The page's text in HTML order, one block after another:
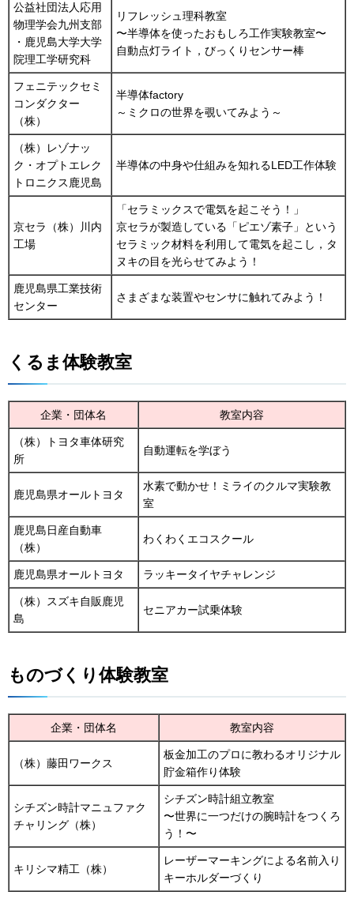
公益社団法人応用
物理学会九州支部
・鹿児島大学大学
院理工学研究科
リフレッシュ理科教室
〜半導体を使ったおもしろ工作実験教室〜
自動点灯ライト，びっくりセンサー棒
フェニテックセミ
コンダクター
（株）
半導体factory
～ミクロの世界を覗いてみよう～
（株）レゾナッ
ク・オプトエレク
トロニクス鹿児島
半導体の中身や仕組みを知れるLED工作体験
京セラ（株）川内
工場
「セラミックスで電気を起こそう！」
京セラが製造している「ピエゾ素子」という
セラミック材料を利用して電気を起こし，タ
ヌキの目を光らせてみよう！
鹿児島県工業技術
センター
さまざまな装置やセンサに触れてみよう！
くるま体験教室
企業・団体名 教室内容
（株）トヨタ車体研究
所
自動運転を学ぼう
鹿児島県オールトヨタ
水素で動かせ！ミライのクルマ実験教
室
鹿児島日産自動車
（株）
わくわくエコスクール
鹿児島県オールトヨタ ラッキータイヤチャレンジ
（株）スズキ自販鹿児
島
セニアカー試乗体験
ものづくり体験教室
企業・団体名 教室内容
（株）藤田ワークス
板金加工のプロに教わるオリジナル
貯金箱作り体験
シチズン時計マニュファク
チャリング（株）
シチズン時計組立教室
〜世界に一つだけの腕時計をつくろ
う！〜
キリシマ精工（株）
レーザーマーキングによる名前入り
キーホルダーづくり